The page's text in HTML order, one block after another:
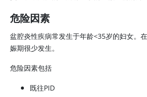
危险因素
盆腔炎性疾病常发生于年龄<35岁的妇女。
娠期很少发生。
危险因素包括
既往PID